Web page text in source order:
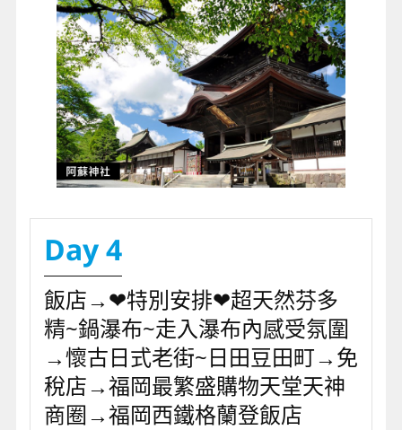
Day 4
飯店→❤特別安排❤超天然芬多
精~鍋瀑布~走入瀑布內感受氛圍
→懷古日式老街~日田豆田町→免
稅店→福岡最繁盛購物天堂天神
商圈→福岡西鐵格蘭登飯店